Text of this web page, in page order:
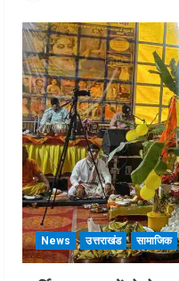
News उत्तराखंड सामाजिक